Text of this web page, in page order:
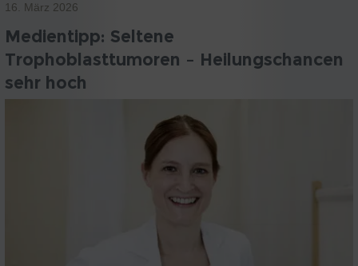
16. März 2026
Medientipp: Seltene
Trophoblasttumoren – Heilungschancen
sehr hoch